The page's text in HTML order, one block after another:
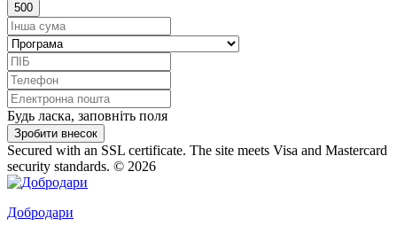
500
Будь ласка, заповніть поля
Зробити внесок
Secured with an SSL certificate. The site meets Visa and Mastercard
security standards. © 2026
Добродари